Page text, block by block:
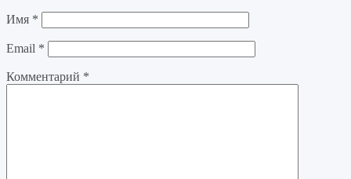
Имя *
Email *
Комментарий *